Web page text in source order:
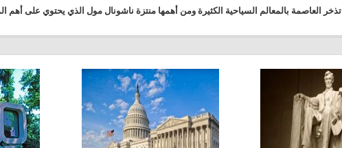
تذخر العاصمة بالمعالم السياحية الكثيرة ومن أهمها منتزة ناشونال مول الذي يحتوي على أهم